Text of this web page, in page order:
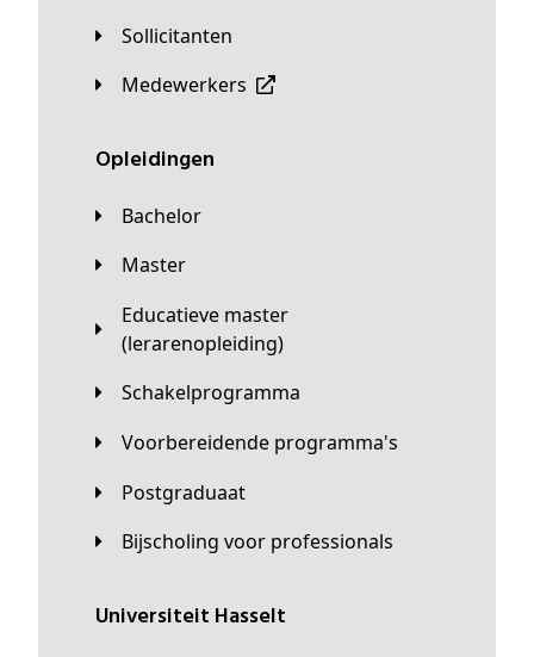
Sollicitanten
Medewerkers
Opleidingen
Bachelor
Master
Educatieve master
(lerarenopleiding)
Schakelprogramma
Voorbereidende programma's
Postgraduaat
Bijscholing voor professionals
universiteit Hasselt